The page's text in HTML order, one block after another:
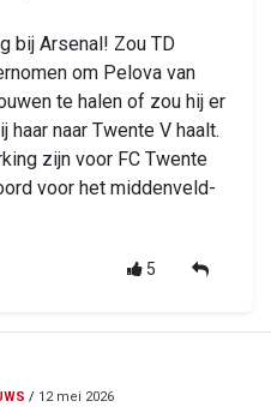
bij Arsenal! Zou TD
om Pelova van
te halen of zou hij er
naar Twente V haalt.
zijn voor FC Twente
voor het middenveld-
5
/ 12 mei 2026